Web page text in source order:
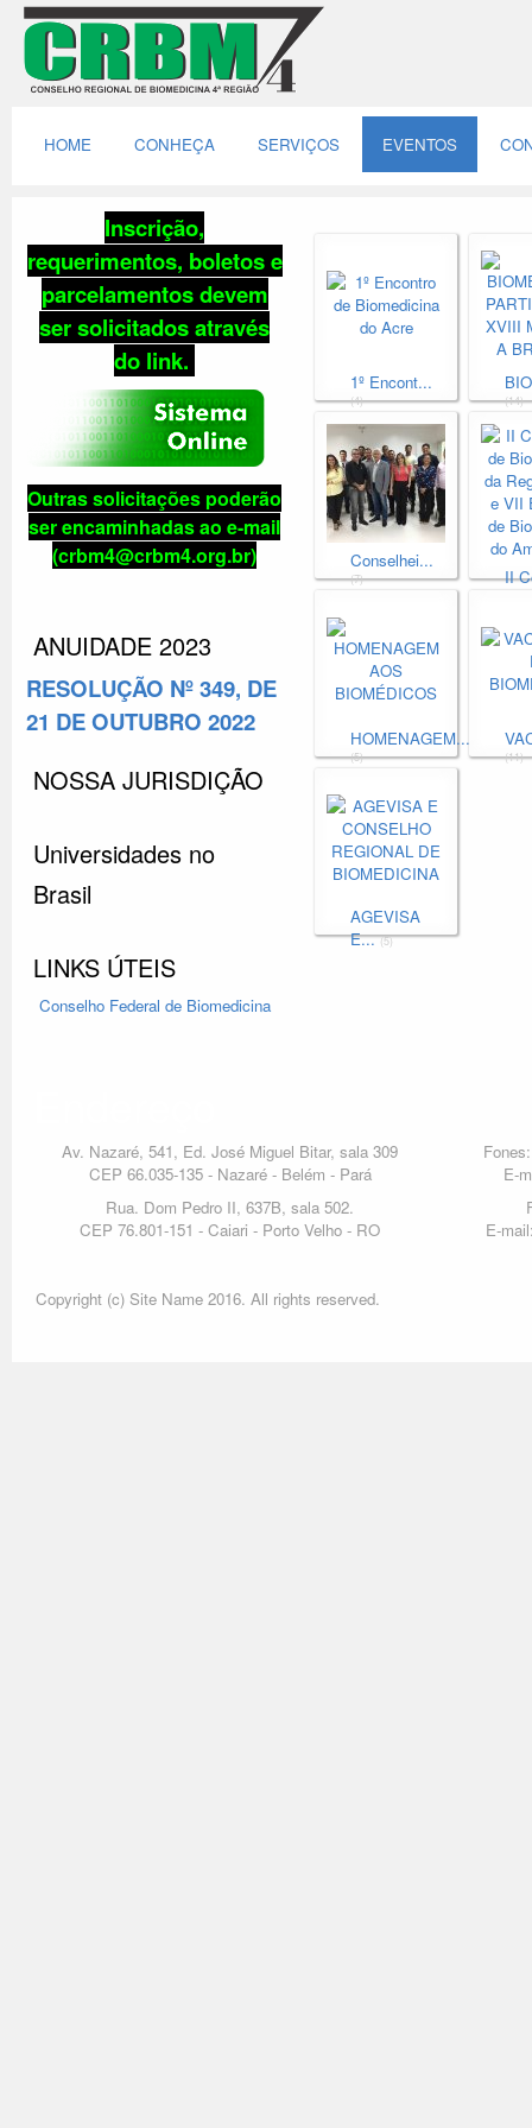
HOME CONHEÇA SERVIÇOS EVENTOS
Inscrição,
requerimentos, boletos e
parcelamentosdevem
ser solicitados através
do link.
Outras solicitações poderão
ser encaminhadas ao e-mail
(crbm4@crbm4.org.br)
ANUIDADE 2023
RESOLUÇÃO Nº 349, DE
21 DE OUTUBRO 2022
NOSSA JURISDIÇÃO
Universidades no
Brasil
LINKS ÚTEIS
Conselho Federal de Biomedicina
1º Encont...
(4) (14)
Conselhei...
(7) II
HOMENAGEM...
(5) (11)
AGEVISA
E... (5)
Av. Nazaré, 541, Ed. José Miguel Bitar, sala 309
CEP 66.035-135 - Nazaré - Belém - Pará
E-
Rua. Dom Pedro II, 637B, sala 502.
CEP 76.801-151 - Caiari - Porto Velho - RO
E-
Copyright (c) Site Name 2016. All rights reserved.